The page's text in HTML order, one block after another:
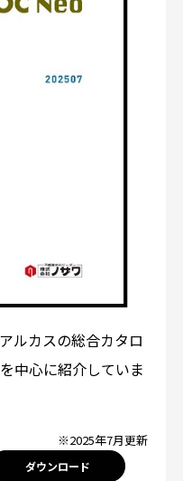
ルカスの総合カタロ
中心に紹介していま
※2025年7月更新
ダウンロード